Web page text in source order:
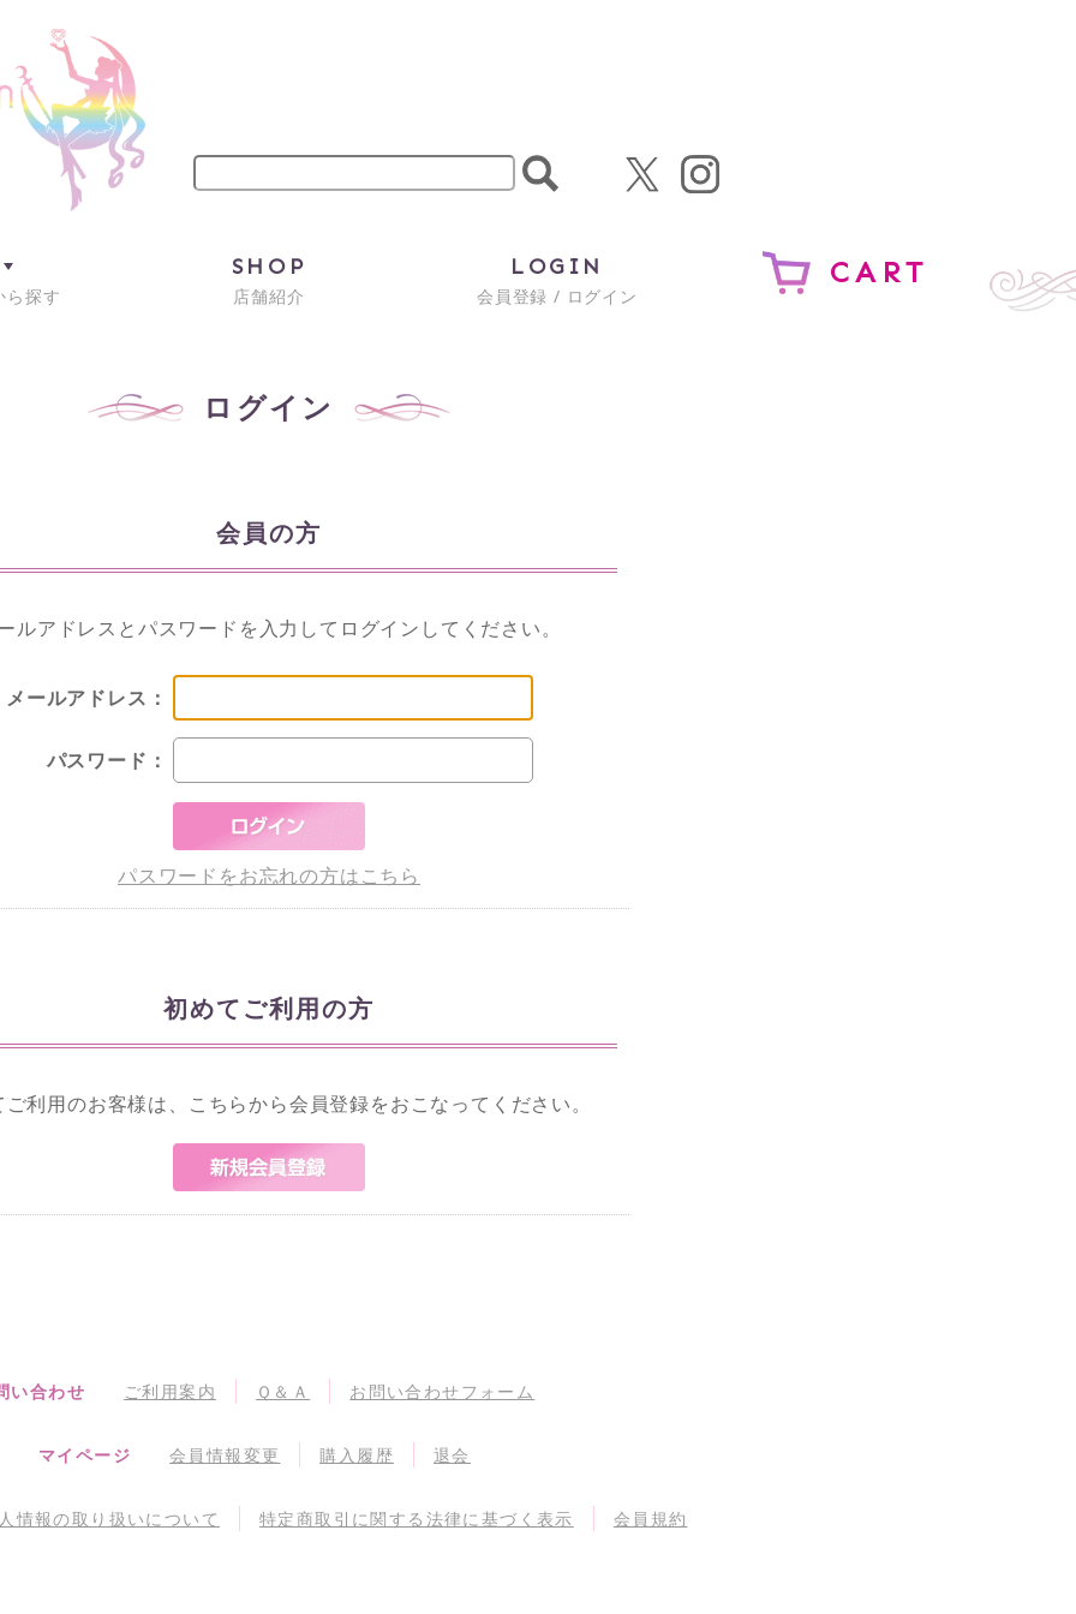
ら探す
SHOP
店舗紹介
LOGIN
会員登録 / ログイン
CART
ログイン
会員の方
ルアドレスとパスワードを入力してログインしてください。
メールアドレス：
パスワード：
パスワードをお忘れの方はこちら
初めてご利用の方
利用のお客様は、こちらから会員登録をおこなってください。
い合わせ ご利用案内 Ｑ＆Ａ お問い合わせフォーム
マイページ 会員情報変更 購入履歴 退会
情報の取り扱いについて 特定商取引に関する法律に基づく表示 会員規約